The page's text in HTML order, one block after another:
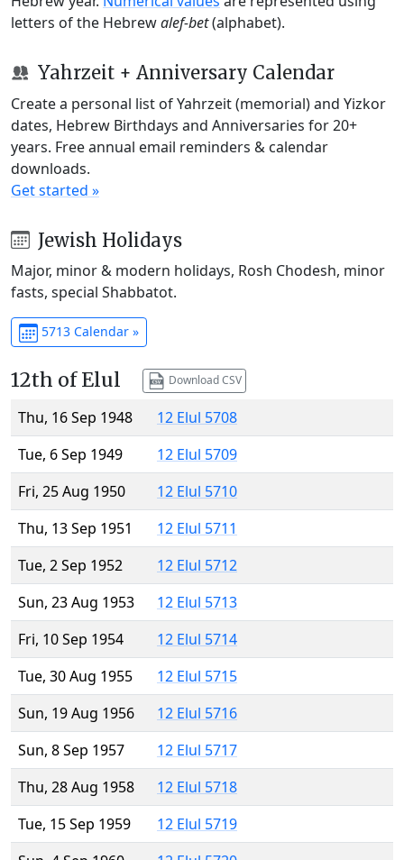
letters of the Hebrewalef-bet(alphabet).
Yahrzeit + Anniversary Calendar
Create a personal list of Yahrzeit (memorial) and Yizkor
dates, Hebrew Birthdays and Anniversaries for 20+
years. Free annual email reminders & calendar
downloads.
Get started »
Jewish Holidays
Major, minor & modern holidays, Rosh Chodesh, minor
fasts, special Shabbatot.
5713 Calendar »
12th of Elul Download CSV
Thu, 16 Sep 1948
12 Elul 5708
Tue, 6 Sep 1949
12 Elul 5709
Fri, 25 Aug 1950
12 Elul 5710
Thu, 13 Sep 1951
12 Elul 5711
Tue, 2 Sep 1952
12 Elul 5712
Sun, 23 Aug 1953
12 Elul 5713
Fri, 10 Sep 1954
12 Elul 5714
Tue, 30 Aug 1955
12 Elul 5715
Sun, 19 Aug 1956
12 Elul 5716
Sun, 8 Sep 1957
12 Elul 5717
Thu, 28 Aug 1958
12 Elul 5718
Tue, 15 Sep 1959
12 Elul 5719